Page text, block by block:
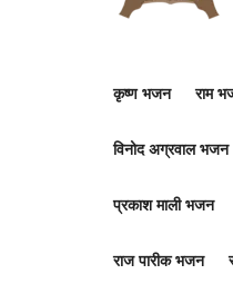
कृष्ण भजन राम
विनोद अग्रवाल भजन
प्रकाश माली भजन
राज पारीक भजन